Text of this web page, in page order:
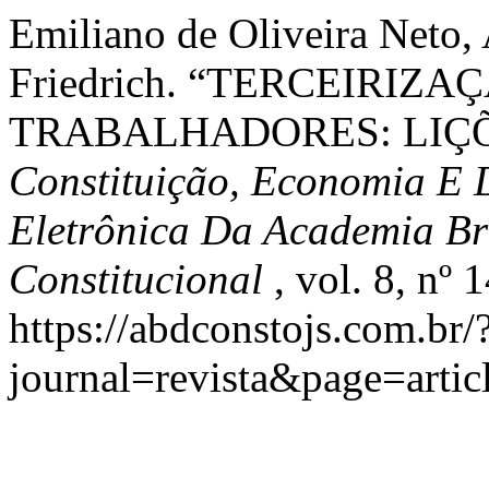
Emiliano de Oliveira Neto,
Friedrich.
TRABALHADORES:
Constituição, Economia E
Eletrônica Da Academia
Constitucional , vol. 8, nº
https://abdconstojs.com.br/